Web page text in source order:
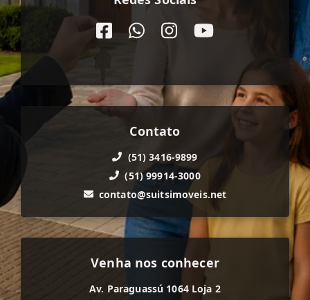
Contato
(51) 3416-9899
(51) 99914-3000
contato@suitsimoveis.net
Venha nos conhecer
Av. Paraguassú 1064 Loja 2